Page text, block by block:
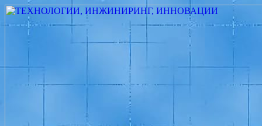
ТЕХНОЛОГИИ,
ИНЖИНИРИНГ,
ИННОВАЦИИ
Измеритель диаметра, измеритель
эксцентриситета, измеритель толщины,
машинное зрение, высоковольтный
испытатель ЗАСИ, проектирование,
изыскания, моделирование, технико-
экономическое обоснование,
исследования, разработка электроники